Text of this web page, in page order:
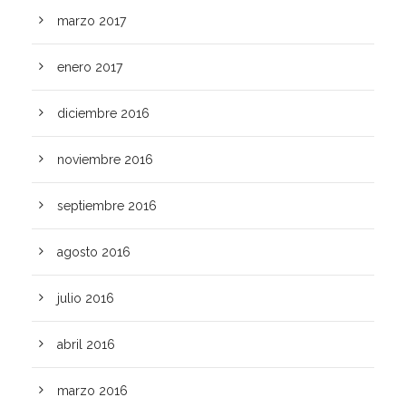
marzo 2017
enero 2017
diciembre 2016
noviembre 2016
septiembre 2016
agosto 2016
julio 2016
abril 2016
marzo 2016